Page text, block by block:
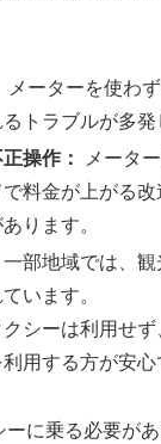
メーターを使わ
トラブルが多発
操作：
メータ
料金が上がる
ります。
一部地域では、
います。
シーは利用せ
用する方が安心
ーに乗る必要が